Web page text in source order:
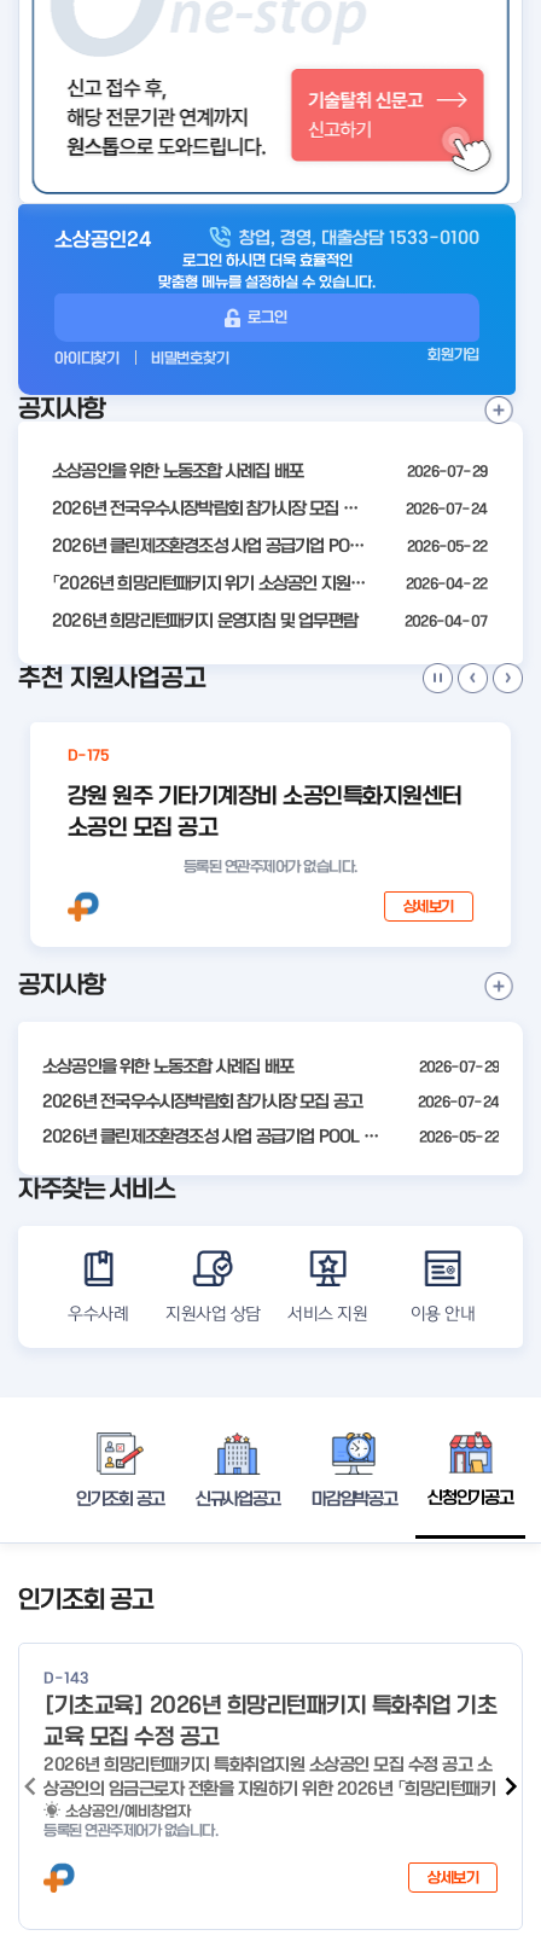
아
전
소상공인24 창업, 경영, 대출상담 1533-0100
로그인 하시면 더욱 효율적인
맞춤형 메뉴를 설정하실 수 있습니다.
로그인
아이디찾기 비밀번호찾기 회원가입
공지사항
소상공인을 위한 노동조합 사례집 배포 2026-07-29
2026년 전국우수시장박람회 참가시장 모집 공고 2026-07-24
2026년 클린제조환경조성 사업 공급기업 POOL 안내 2026-05-22
「2026년 희망리턴패키지 위기 소상공인 지원」모집 통합 2차 수정 공고 2026-04-22
2026년 희망리턴패키지 운영지침 및 업무편람 2026-04-07
공
추천 지원사업공고
D-175
강원 원주 기타기계장비 소공인특화지원센터
소공인 모집 공고
등록된 연관주제어가 없습니다.
상세보기
I
4
공지사항
소상공인을 위한 노동조합 사례집 배포 2026-07-29
2026년 전국우수시장박람회 참가시장 모집 공고 2026-07-24
2026년 클린제조환경조성 사업 공급기업 POOL 안내 2026-05-22
공
항
보
기
자주찾는 서비스
우수사례 지원사업 상담 서비스 지원 이용 안내
인기조회 공고 신규사업공고 마감임박공고 신청인기공고
인기조회 공고
D-143
[기초교육] 2026년 희망리턴패키지 특화취업 기초
교육 모집 수정 공고
2026년 희망리턴패키지 특화취업지원 소상공인 모집 수정 공고 소
상공인의 임금근로자 전환을 지원하기 위한 2026년 「희망리턴패키
지 특화취업지원」 사업을 다음과 같이 공고합니다. '26.6.2(화)은
익일인 6.3(수) 선거로 인해 서류검토가 불가함에 따라 기초교육
모집을 진행하지 않음을 안내드립니다. (6/3 모집 재개) □ 사업명:
희망리턴패키지 특화취업지원 □ 지원대상: 폐업(예정) 소상공인
경우 매주 일, 월, 화, 수, 목 신청·접수 가능 ** 기초교육 신청 가능
소상공인/예비창업자
등록된 연관주제어가 없습니다.
상세보기